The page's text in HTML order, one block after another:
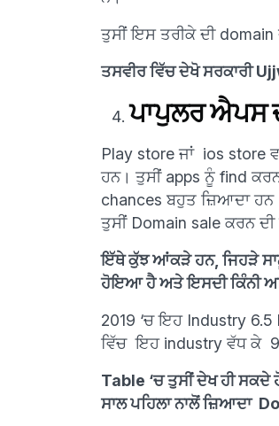
ਤੁਸੀਂ ਇਸ ਤਰੀਕੇ ਦੀ
ਤਸਵੀਰ ਵਿੱਚ ਦੇਖੋ ਸਰਕਾਰੀ
ਪਾਪੁਲਰ ਐਪਸ
Play store ਜਾਂ ios store
ਹਨ। ਤੁਸੀਂ apps ਨੂੰ find
chances ਬਹੁਤ ਜ਼ਿਆਦਾ
ਤੁਸੀਂ Domain sale ਕਰਨ
ਇੱਥੇ ਕੁੱਝ ਆਂਕੜੇ ਹਨ, ਜਿਹੜੇ
ਹੋਇਆ ਹੈ ਅਤੇ ਇਸਦੀ ਕਿੰਨੀ
2019 ‘ਚ ਇਹ Industry
ਵਿੱਚ ਇਹ industry ਵੱਧ ਕੇ
Table ‘ਚ ਤੁਸੀਂ ਦੇਖ ਹੀ
ਸਾਲ ਪਹਿਲਾ ਨਾਲੋਂ ਜ਼ਿਆਦਾ